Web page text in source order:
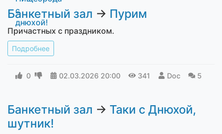
Банкетный зал → Пурим
Причастных с праздником.
Подробнее
0 02.03.2026 20:00 341 Doc 5
Банкетный зал → Таки с Днюхой,
шутник!